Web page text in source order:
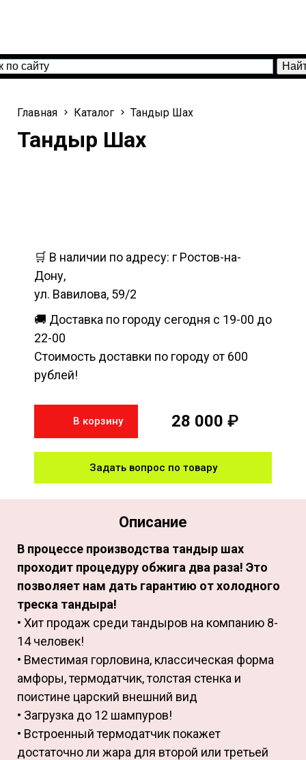
Главная Каталог Тандыр Шах
Тандыр Шах
🛒 В наличии по адресу: г Ростов-на-
Дону,
ул. Вавилова, 59/2
🚚 Доставка по городу сегодня с 19-00 до
22-00
Стоимость доставки по городу от 600
рублей!
В корзину 28 000 ₽
Задать вопрос по товару
Описание
В процессе производства тандыр шах
проходит процедуру обжига два раза! Это
позволяет нам дать гарантию от холодного
треска тандыра!
• Хит продаж среди тандыров на компанию 8-
14 человек!
• Вместимая горловина, классическая форма
амфоры, термодатчик, толстая стенка и
поистине царский внешний вид
• Загрузка до 12 шампуров!
• Встроенный термодатчик покажет
достаточно ли жара для второй или третьей